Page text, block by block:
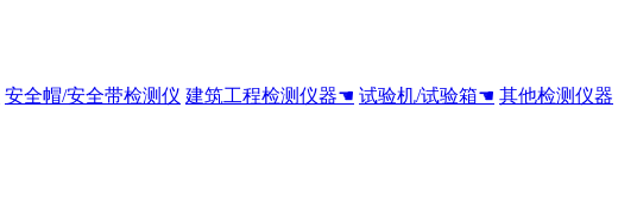
安全帽/安全带检测仪 建筑工程检测仪器☚ 试验机/试验箱☚ 其他检测仪器